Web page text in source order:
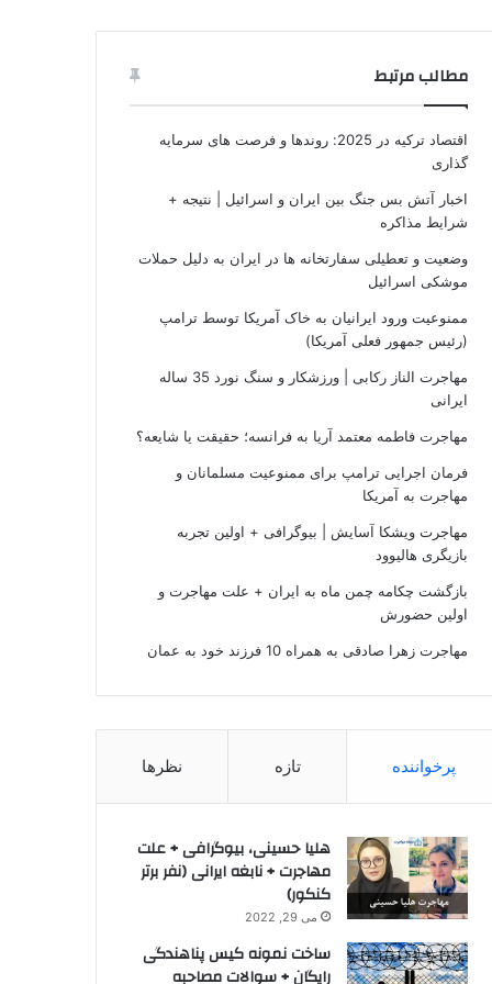
مطالب مرتبط
اقتصاد ترکیه در 2025: روندها و فرصت‌ های سرمایه‌
گذاری
اخبار آتش بس جنگ بین ایران و اسرائیل | نتیجه +
شرایط مذاکره
وضعیت و تعطیلی سفارتخانه ها در ایران به دلیل حملات
موشکی اسرائیل
ممنوعیت ورود ایرانیان به خاک آمریکا توسط ترامپ
(رئیس جمهور فعلی آمریکا)
مهاجرت الناز رکابی | ورزشکار و سنگ نورد 35 ساله
ایرانی
مهاجرت فاطمه معتمد آریا به فرانسه؛ حقیقت یا شایعه؟
فرمان اجرایی ترامپ برای ممنوعیت مسلمانان و
مهاجرت به آمریکا
مهاجرت ویشکا آسایش | بیوگرافی + اولین تجربه
بازیگری هالیوود
بازگشت چکامه چمن ماه به ایران + علت مهاجرت و
اولین حضورش
مهاجرت زهرا صادقی به همراه 10 فرزند خود به عمان
پرخواننده تازه نظرها
هلیا حسینی، بیوگرافی + علت
مهاجرت + نابغه ایرانی (نفر برتر
کنکور)
می 29, 2022
ساخت نمونه کیس پناهندگی
رایگان + سوالات مصاحبه